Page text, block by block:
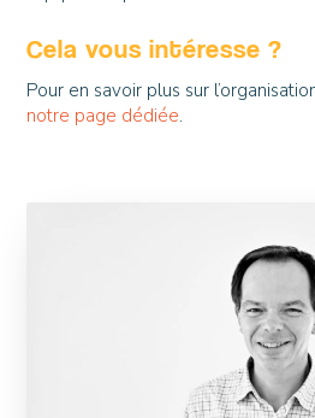
Cela vous intéresse ?
Pour en savoir plus sur
notre page dédiée.